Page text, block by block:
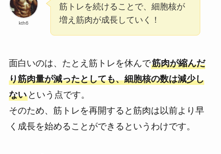
kth6
筋トレを続けることで、細胞核が
増え筋肉が成長していく！
面白いのは、たとえ筋トレを休んで筋肉が縮んだ
り筋肉量が減ったとしても、細胞核の数は減少し
ないという点です。
そのため、筋トレを再開すると筋肉は以前より早
く成長を始めることができるというわけです。